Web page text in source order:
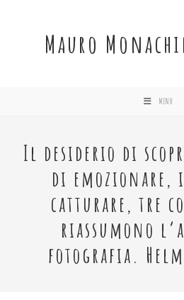
Mauro
MENU
Il desiderio di
di emozionare,
catturare, tre
riassumono
fotografia.